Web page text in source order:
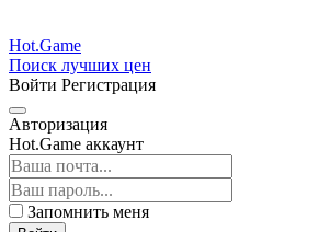
Hot.Game
Поиск лучших цен
Войти Регистрация
Авторизация
Hot.Game аккаунт
Запомнить меня